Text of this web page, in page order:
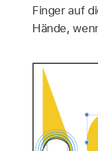
Finger auf
Hände,